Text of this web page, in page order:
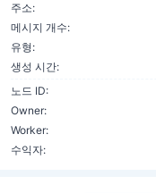
주소:
메시지 개수:
유형:
생성 시간:
노드 ID:
Owner:
Worker:
수익자: